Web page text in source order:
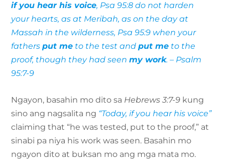
if you hear his voice, Psa 95:8 do not harden
your hearts, as at Meribah, as on the day at
Massah in the wilderness, Psa 95:9 when your
fathersput me to the test andput me to the
proof, though they had seenmy work. – Psalm
95:7-9
Ngayon, basahin mo dito sa Hebrews 3:7-9 kung
sino ang nagsalita ng “Today, if you hear his voice”
claiming that “he was tested, put to the proof,” at
sinabi pa niya his work was seen. Basahin mo
ngayon dito at buksan mo ang mga mata mo.